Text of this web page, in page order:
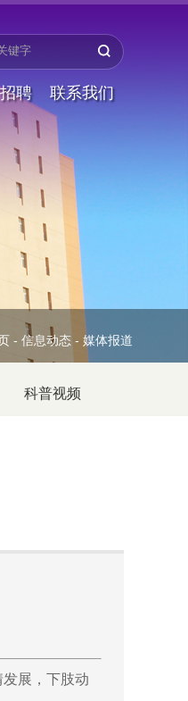
聘 联系我们
- 信息动态 - 媒体报道
科普视频
展，下肢动